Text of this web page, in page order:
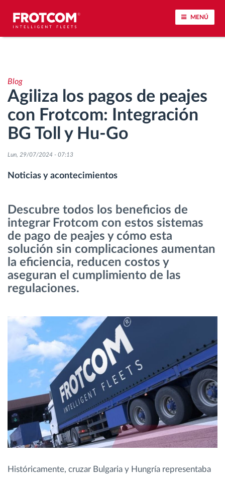
MENÚ
Análisis de la conducta en la conducción
Seguimiento del tiempo de conducción
Gestión de plantilla
Gestión de combustible
Planificación y seguimiento de rutas
Identificación automática del conductor
¿Cómo podemos ayudar en el control de la
actividad de su flota?
Calculadora de ahorro
Blog
Agiliza los pagos de peajes
con Frotcom: Integración
BG Toll y Hu-Go
Lun, 29/07/2024 - 07:13
Noticias y acontecimientos
Descubre todos los beneficios de
integrar Frotcom con estos sistemas
de pago de peajes y cómo esta
solución sin complicaciones aumentan
la eficiencia, reducen costos y
aseguran el cumplimiento de las
regulaciones.
Históricamente, cruzar Bulgaria y Hungría representaba